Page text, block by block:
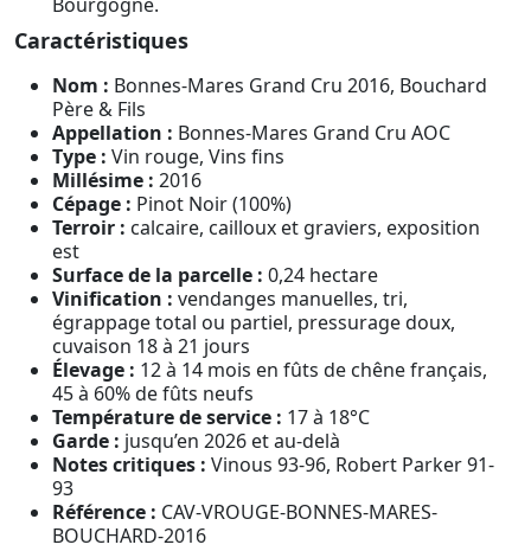
Caractéristiques
Nom : Bonnes-Mares Grand Cru 2016, Bouchard
Père & Fils
Appellation : Bonnes-Mares Grand Cru AOC
Type : Vin rouge, Vins fins
Millésime : 2016
Cépage : Pinot Noir (100%)
Terroir : calcaire, cailloux et graviers, exposition
est
Surface de la parcelle : 0,24 hectare
Vinification : vendanges manuelles, tri,
égrappage total ou partiel, pressurage doux,
cuvaison 18 à 21 jours
Élevage : 12 à 14 mois en fûts de chêne français,
45 à 60% de fûts neufs
Température de service : 17 à 18°C
Garde : jusqu’en 2026 et au-delà
Notes critiques : Vinous 93-96, Robert Parker 91-
93
Référence : CAV-VROUGE-BONNES-MARES-
BOUCHARD-2016